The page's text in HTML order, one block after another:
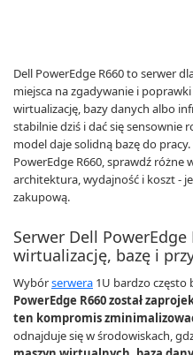
Dell PowerEdge R660 to serwer
miejsca na zgadywanie i
wirtualizację, bazy danych albo
stabilnie dziś i dać się sensownie
model daje solidną bazę do
PowerEdge R660, sprawdź różne
architektura, wydajność i koszt -
zakupową.
Serwer Dell
wirtualizację, bazę i
Wybórserwera 1U bardzo często
PowerEdge R660 został
ten kompromis
odnajduje się w środowiskach,